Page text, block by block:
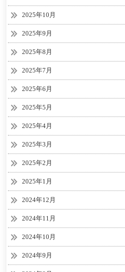
2025年10月
2025年9月
2025年8月
2025年7月
2025年6月
2025年5月
2025年4月
2025年3月
2025年2月
2025年1月
2024年12月
2024年11月
2024年10月
2024年9月